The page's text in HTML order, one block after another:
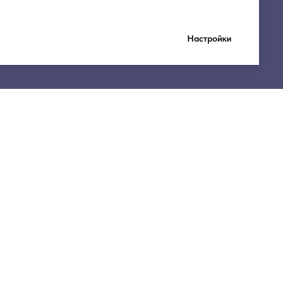
Настройки